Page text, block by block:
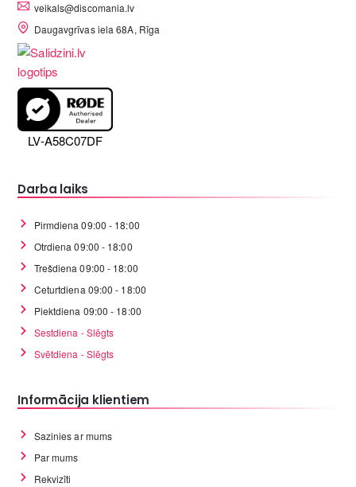
veikals@discomania.lv
Daugavgrīvas iela 68A, Rīga
LV-A58C07DF
Darba laiks
Pirmdiena 09:00 - 18:00
Otrdiena 09:00 - 18:00
Trešdiena 09:00 - 18:00
Ceturtdiena 09:00 - 18:00
Piektdiena 09:00 - 18:00
Sestdiena - Slēgts
Svētdiena - Slēgts
Informācija klientiem
Sazinies ar mums
Par mums
Rekvizīti